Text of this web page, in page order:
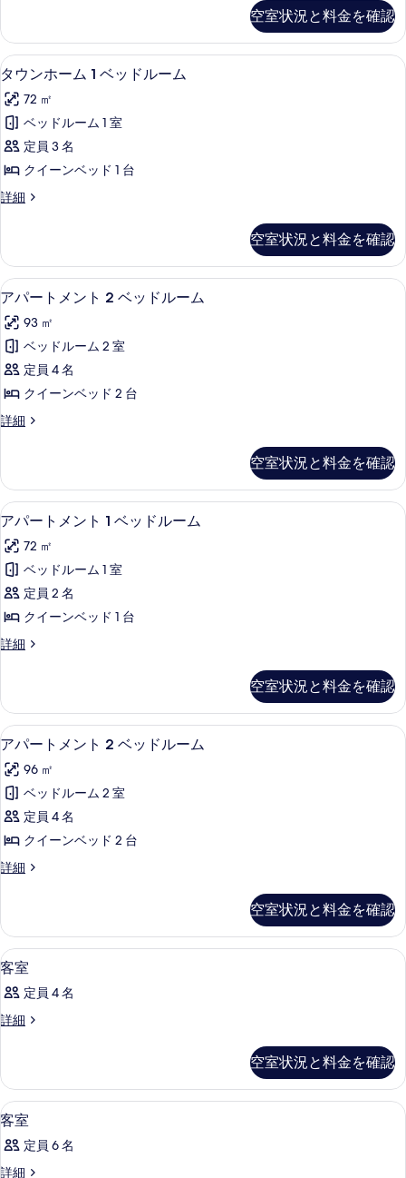
ッ
ド
ル
ー
ム
の
す
べ
写
真
を
表
示
す
る
ー
ム
3
ベ
ッ
ド
ル
ー
ム
詳
空室状況と料金を確認
タ
ウ
ン
ホ
ー
1
ッ
ド
ル
ー
ム
の
す
べ
写
真
を
表
示
す
る
7
タウンホーム 1 ベッドルーム
72 ㎡
ベッドルーム 1 室
定員 3 名
クイーンベッド 1 台
詳細
タ
ー
ム
1
ッ
ド
ル
ー
ム
詳
空室状況と料金を確認
ア
パ
ー
ト
メ
ト
ベ
ッ
ド
ル
ー
ム
の
す
の
写
真
を
表
示
す
る
8
アパートメント 2 ベッドルーム
93 ㎡
ベッドルーム 2 室
定員 4 名
クイーンベッド 2 台
詳細
ア
メ
ン
ト
ベ
ッ
ド
ル
ー
の
空室状況と料金を確認
ア
パ
ー
ト
メ
ト
ベ
ッ
ド
ル
ー
ム
の
す
の
写
真
を
表
す
る
アパートメント 1 ベッドルーム | リ
6
アパートメント 1 ベッドルーム
72 ㎡
ベッドルーム 1 室
定員 2 名
クイーンベッド 1 台
詳細
ア
メ
ン
ト
ベ
ッ
ド
ル
ー
の
空室状況と料金を確認
ア
パ
ー
ト
メ
ト
ベ
ッ
ド
ル
ー
す
べ
て
の
デスク、防音設備、アイロン / アイ
5
アパートメント 2 ベッドルーム
96 ㎡
ベッドルーム 2 室
定員 4 名
クイーンベッド 2 台
詳細
ア
メ
ン
ト
ベ
ッ
ド
ム
詳
細
空室状況と料金を確認
客
室
す
て
の
写
真
を
デスク、防音設備、アイロン / アイ
14
客室
定員 4 名
詳細
客
細
空室状況と料金を確認
客
室
デスク、防音設備、アイロン / アイ
14
客室
定員 6 名
詳細
客